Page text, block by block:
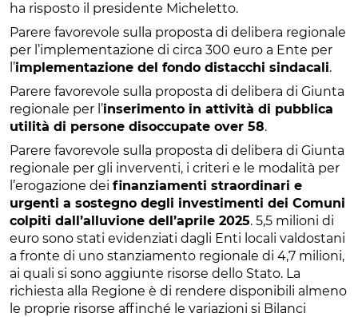
ha risposto il presidente Micheletto.
Parere favorevole sulla proposta di delibera regionale
per l’implementazione di circa 300 euro a Ente per
l’implementazione del fondo distacchi sindacali.
Parere favorevole sulla proposta di delibera di Giunta
regionale per l’inserimento in attività di pubblica
utilità di persone disoccupate over 58.
Parere favorevole sulla proposta di delibera di Giunta
regionale per gli inverventi, i criteri e le modalità per
l’erogazione dei finanziamenti straordinari e
urgenti a sostegno degli investimenti dei Comuni
colpiti dall’alluvione dell’aprile 2025. 5,5 milioni di
euro sono stati evidenziati dagli Enti locali valdostani
a fronte di uno stanziamento regionale di 4,7 milioni,
ai quali si sono aggiunte risorse dello Stato. La
richiesta alla Regione è di rendere disponibili almeno
le proprie risorse affinché le variazioni si Bilanci